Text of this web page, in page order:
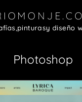
pinturasy diseño
Photoshop